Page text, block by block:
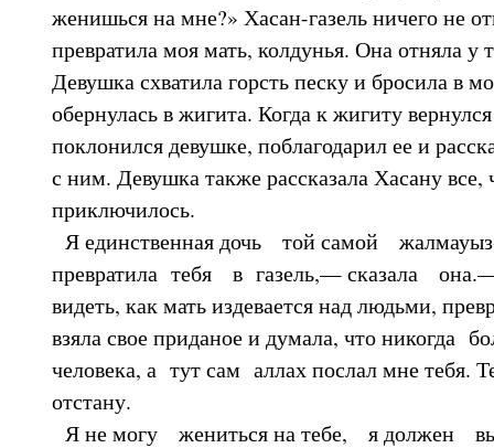
женишься на мне?» Хасан-газель ничего не
превратила моя мать, колдунья. Она отняла у
Девушка схватила горсть песку и бросила в
обернулась в жигита. Когда к жигиту
поклонился девушке, поблагодарил ее и
с ним. Девушка также рассказала Хасану все,
приключилось.
Я единственная дочь той самой
превратила тебя в газель,— сказала
видеть, как мать издевается над людьми,
взяла свое приданое и думала, что никогда
человека, а тут сам аллах послал мне тебя.
отстану.
Я не могу жениться на тебе, я должен